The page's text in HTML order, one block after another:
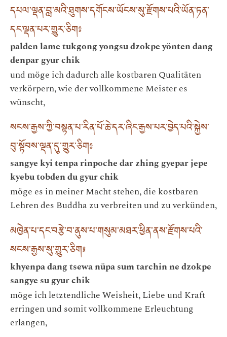
དཔལ་ལྡན་བླ་མའི་ཐུགས་དགོངས་ཡོངས་སུ་རྫོགས་པའི་ཡོན་ཏན་
དང་ལྡན་པར་གྱུར་ཅིག༔
palden lame tukgong yongsu dzokpe yönten dang
denpar gyur chik
und möge ich dadurch alle kostbaren Qualitäten
verkörpern, wie der vollkommene Meister es
wünscht,
སངས་རྒྱས་ཀྱི་བསྟན་པ་རིན་པོ་ཆེ་དར་ཞིང་རྒྱས་པར་བྱེད་པའི་སྐྱེས་
བུ་སྟོབས་ལྡན་དུ་གྱུར་ཅིག༔
sangye kyi tenpa rinpoche dar zhing gyepar jepe
kyebu tobden du gyur chik
möge es in meiner Macht stehen, die kostbaren
Lehren des Buddha zu verbreiten und zu verkünden,
མཁྱེན་པ་དང་བརྩེ་བ་ནུས་པ་གསུམ་མཐར་ཕྱིན་ནས་རྫོགས་པའི་
སངས་རྒྱས་སུ་གྱུར་ཅིག༔
khyenpa dang tsewa nüpa sum tarchin ne dzokpe
sangye su gyur chik
möge ich letztendliche Weisheit, Liebe und Kraft
erringen und somit vollkommene Erleuchtung
erlangen,